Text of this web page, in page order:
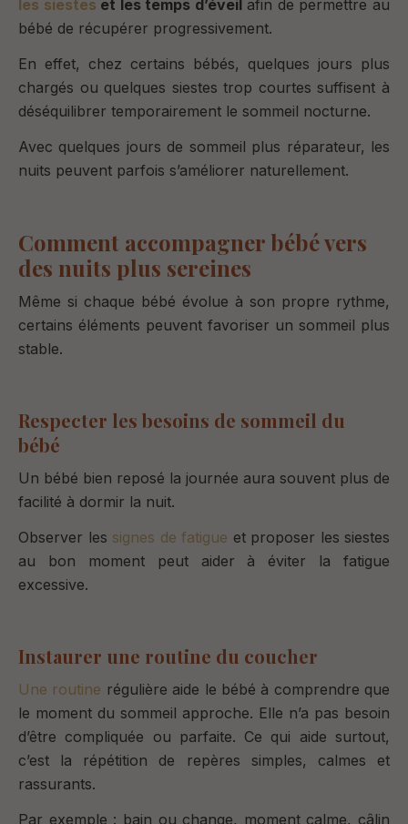
les siestes et les temps d’éveilafin de permettre au
bébé de récupérer progressivement.
En effet, chez certains bébés, quelques jours plus
chargés ou quelques siestes trop courtes suffisent à
déséquilibrer temporairement le sommeil nocturne.
Avec quelques jours de sommeil plus réparateur, les
nuits peuvent parfois s’améliorer naturellement.
Comment accompagner bébé vers
des nuits plus sereines
Même si chaque bébé évolue à son propre rythme,
certains éléments peuvent favoriser un sommeil plus
stable.
Respecter les besoins de sommeil du
bébé
Un bébé bien reposé la journée aura souvent plus de
facilité à dormir la nuit.
Observer les signes de fatigue et proposer les siestes
au bon moment peut aider à éviter la fatigue
excessive.
Instaurer une routine du coucher
Une routine régulière aide le bébé à comprendre que
le moment du sommeil approche. Elle n’a pas besoin
d’être compliquée ou parfaite. Ce qui aide surtout,
c’est la répétition de repères simples, calmes et
rassurants.
Par exemple : bain ou change, moment calme, câlin